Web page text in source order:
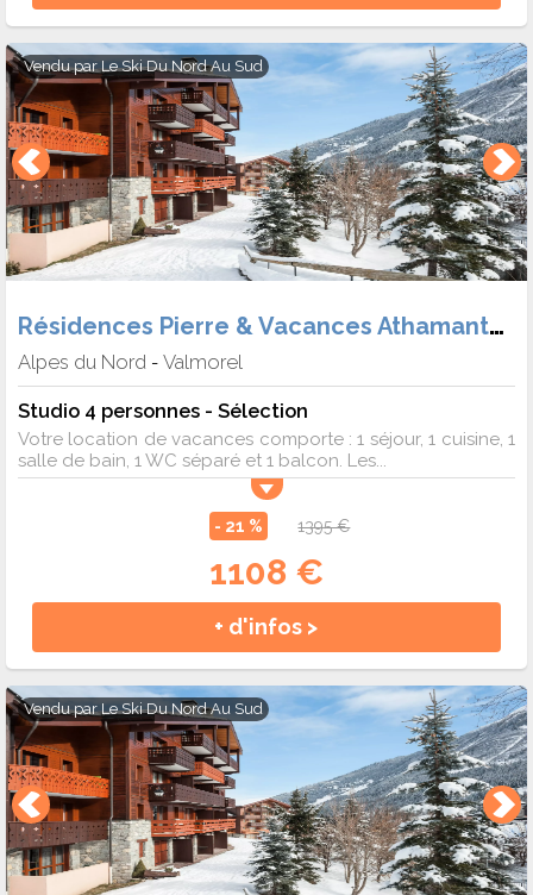
Vendu parLe Ski Du Nord Au Sud
Résidences Pierre & Vacances Athamante et Valériane
Alpes du Nord - Valmorel
Studio 4 personnes - Sélection
Votre location de vacances comporte : 1 séjour, 1 cuisine, 1
salle de bain, 1 WC séparé et 1 balcon. Les...
- 21 % 1395 €
1108 €
+ d'infos >
Vendu par Le Ski Du Nord Au Sud